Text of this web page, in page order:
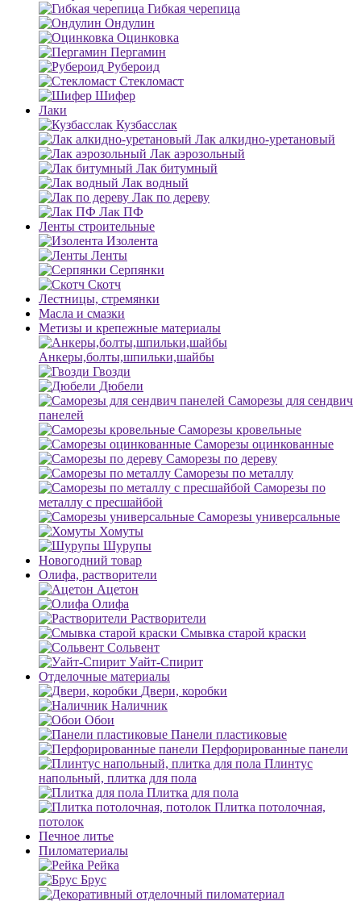
Гибкая черепица
Ондулин
Оцинковка
Пергамин
Рубероид
Стекломаст
Шифер
Лаки
Кузбасслак
Лак алкидно-уретановый
Лак аэрозольный
Лак битумный
Лак водный
Лак по дереву
Лак ПФ
Ленты строительные
Изолента
Ленты
Серпянки
Скотч
Лестницы, стремянки
Масла и смазки
Метизы и крепежные материалы
Анкеры,болты,шпильки,шайбы
Гвозди
Дюбели
Саморезы для сендвич
панелей
Саморезы кровельные
Саморезы оцинкованные
Саморезы по дереву
Саморезы по металлу
Саморезы по
металлу с пресшайбой
Саморезы универсальные
Хомуты
Шурупы
Новогодний товар
Олифа, растворители
Ацетон
Олифа
Растворители
Смывка старой краски
Сольвент
Уайт-Спирит
Отделочные материалы
Двери, коробки
Наличник
Обои
Панели пластиковые
Перфорированные панели
Плинтус
напольный, плитка для пола
Плитка для пола
Плитка потолочная,
потолок
Печное литье
Пиломатериалы
Рейка
Брус